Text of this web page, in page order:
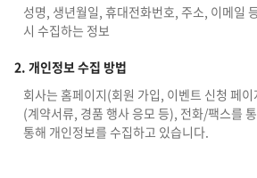
성명, 생년월일, 휴대전화번호, 주소, 이메일
시 수집하는 정보
2. 개인정보 수집 방법
회사는 홈페이지(회원 가입, 이벤트 신청 페
(계약서류, 경품 행사 응모 등), 전화/팩스를
통해 개인정보를 수집하고 있습니다.